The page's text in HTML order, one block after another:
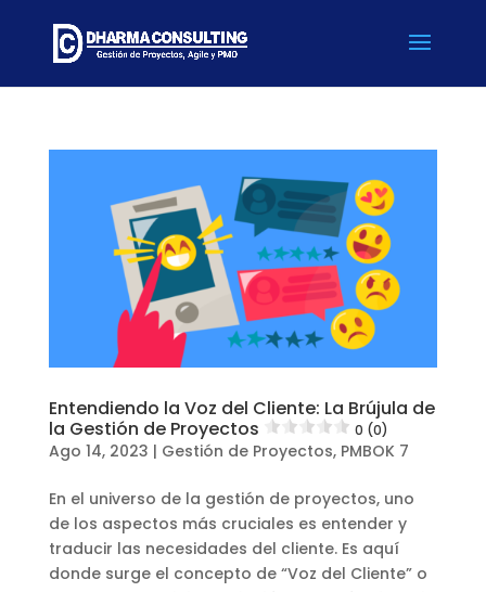
Entendiendo la Voz del Cliente: La Brújula de
la Gestión de Proyectos
0 (0)
Ago 14, 2023 | Gestión de Proyectos, PMBOK 7
En el universo de la gestión de proyectos, uno
de los aspectos más cruciales es entender y
traducir las necesidades del cliente. Es aquí
donde surge el concepto de “Voz del Cliente” o